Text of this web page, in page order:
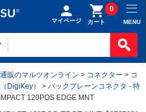
マイページ カート
0
MENU
販のマルツオンライン > コネクター > コ
DigiKey）
> バックプレーンコネクタ - 特
120POS EDGE MNT